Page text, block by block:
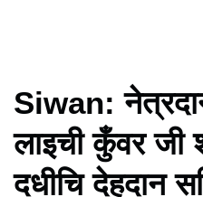
Siwan:
लाइची कुँवर जी
दधीचि देहदान